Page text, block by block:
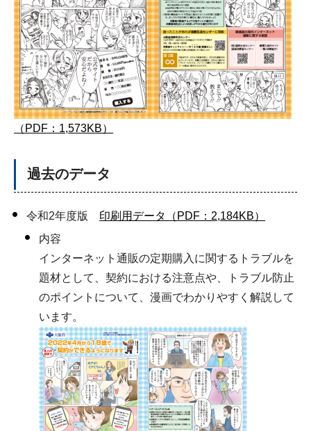
（PDF：1,573KB）
過去のデータ
令和2年度版 印刷用データ（PDF：2,184KB）
内容
インターネット通販の定期購入に関するトラブルを
題材として、契約における注意点や、トラブル防止
のポイントについて、漫画でわかりやすく解説して
います。